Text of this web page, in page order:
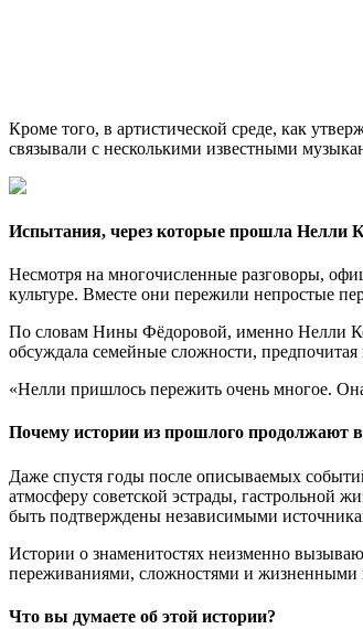
Кроме того, в артистической среде, как
связывали с несколькими известными
Испытания, через которые прошла Нелли
Несмотря на многочисленные разговоры,
культуре. Вместе они пережили непростые
По словам Нины Фёдоровой, именно Нелли
обсуждала семейные сложности,
«Нелли пришлось пережить очень многое.
Почему истории из прошлого продолжают
Даже спустя годы после описываемых
атмосферу советской эстрады, гастрольной
быть подтверждены независимыми
Истории о знаменитостях неизменно
переживаниями, сложностями и жизненными
Что вы думаете об этой истории?